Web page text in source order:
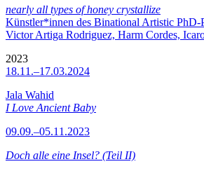
nearly all types of honey crystallize
Künstler*innen des Binational Artistic PhD-
Victor Artiga Rodriguez, Harm Cordes,
2023
18.11.–17.03.2024
Jala Wahid
I Love Ancient Baby
09.09.–05.11.2023
Doch alle eine Insel? (Teil II)